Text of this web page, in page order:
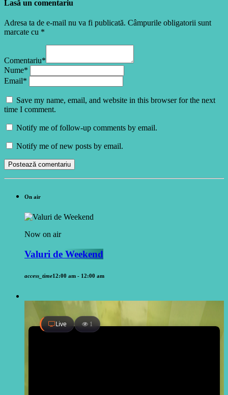
Lasă un comentariu
Adresa ta de e-mail nu va fi publicată. Câmpurile obligatorii sunt
marcate cu *
Comentariu*
Nume*
Email*
Save my name, email, and website in this browser for the next
time I comment.
Notify me of follow-up comments by email.
Notify me of new posts by email.
On air
Now on air
Valuri de Weekend
access_time12:00 am - 12:00 am